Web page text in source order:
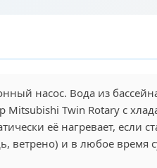
насос. Вода из
Twin Rotary с
её нагревает, если
ветрено) и в любое время